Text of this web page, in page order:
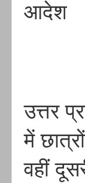
आदेश
उत्तर
में
वहीं